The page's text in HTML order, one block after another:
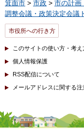
箕面市 > 市政 > 市の計画
調整会議・政策決定会議
市役所への行き方
このサイトの使い方・考え
個人情報保護
RSS配信について
メールアドレスに関する